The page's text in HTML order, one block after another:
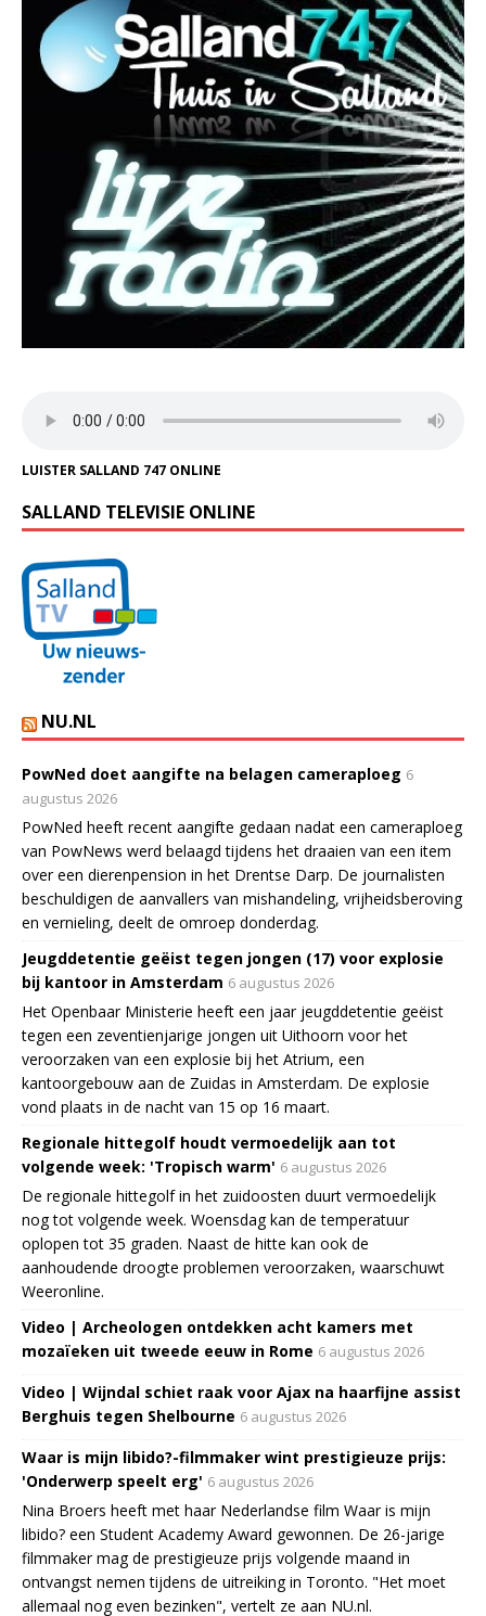
LUISTER SALLAND 747 ONLINE
SALLAND TELEVISIE ONLINE
NU.NL
PowNed doet aangifte na belagen cameraploeg 6
augustus 2026
PowNed heeft recent aangifte gedaan nadat een cameraploeg
van PowNews werd belaagd tijdens het draaien van een item
over een dierenpension in het Drentse Darp. De journalisten
beschuldigen de aanvallers van mishandeling, vrijheidsberoving
en vernieling, deelt de omroep donderdag.
Jeugddetentie geëist tegen jongen (17) voor explosie
bij kantoor in Amsterdam 6 augustus 2026
Het Openbaar Ministerie heeft een jaar jeugddetentie geëist
tegen een zeventienjarige jongen uit Uithoorn voor het
veroorzaken van een explosie bij het Atrium, een
kantoorgebouw aan de Zuidas in Amsterdam. De explosie
vond plaats in de nacht van 15 op 16 maart.
Regionale hittegolf houdt vermoedelijk aan tot
volgende week: 'Tropisch warm' 6 augustus 2026
De regionale hittegolf in het zuidoosten duurt vermoedelijk
nog tot volgende week. Woensdag kan de temperatuur
oplopen tot 35 graden. Naast de hitte kan ook de
aanhoudende droogte problemen veroorzaken, waarschuwt
Weeronline.
Video | Archeologen ontdekken acht kamers met
mozaïeken uit tweede eeuw in Rome 6 augustus 2026
Video | Wijndal schiet raak voor Ajax na haarfijne assist
Berghuis tegen Shelbourne 6 augustus 2026
Waar is mijn libido?-filmmaker wint prestigieuze prijs:
'Onderwerp speelt erg' 6 augustus 2026
Nina Broers heeft met haar Nederlandse film Waar is mijn
libido? een Student Academy Award gewonnen. De 26-jarige
filmmaker mag de prestigieuze prijs volgende maand in
ontvangst nemen tijdens de uitreiking in Toronto. "Het moet
allemaal nog even bezinken", vertelt ze aan NU.nl.